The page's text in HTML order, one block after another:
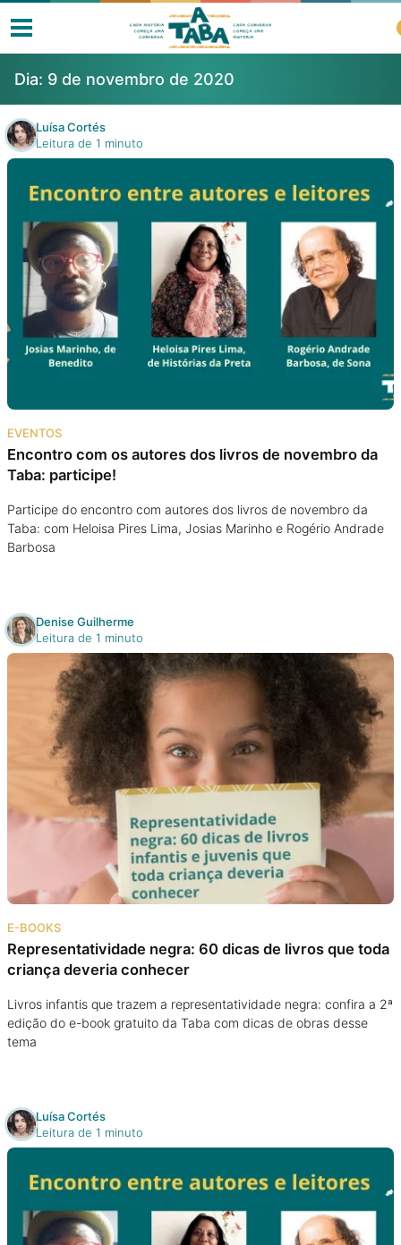
Livros
Resenhas
Clube de Leitores
Listas
Como ler?
Na escola
Na família
Colunas
Colecionáveis
Cursos On line
E-Books
Eventos
Podcast
Taba na Escola
Dia: 9 de novembro de 2020
Luísa Cortés
Leitura de 1 minuto
EVENTOS
Encontro com os autores dos livros de novembro da
Taba: participe!
Participe do encontro com autores dos livros de novembro da
Taba: com Heloisa Pires Lima, Josias Marinho e Rogério Andrade
Barbosa
Denise Guilherme
Leitura de 1 minuto
E-BOOKS
Representatividade negra: 60 dicas de livros que toda
criança deveria conhecer
Livros infantis que trazem a representatividade negra: confira a 2ª
edição do e-book gratuito da Taba com dicas de obras desse
tema
Luísa Cortés
Leitura de 1 minuto